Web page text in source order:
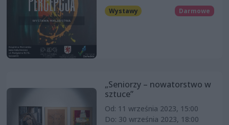
Wystawy Darmowe
„Seniorzy – nowatorstwo w
sztuce”
Od: 11 września 2023, 15:00
Do: 30 września 2023, 18:00